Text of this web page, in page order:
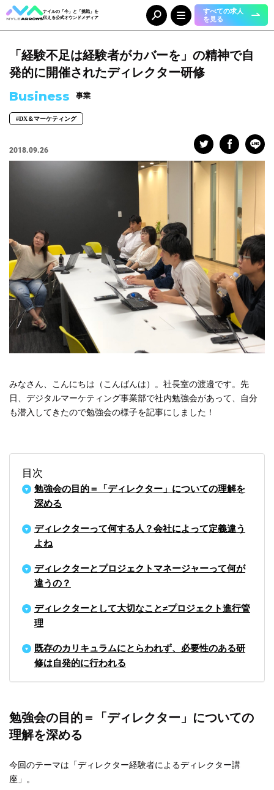
ナイルの「今」と「挑戦」を
伝える公式オウンドメディア
すべての求人
を見る
Category カテゴリ
職種
#エンジニア #カスタマーサクセス #コンサルタント #セールス
#デザイナー #バックオフィス #マーケター #事業開発 #人事
#広報 #新卒 #編集
テーマ別
#人事からのメッセージ #社内異動
注目の記事
面接で転職理由はどう話すべき？面接官が聞きた
「経験不足は経験者がカバーを」の精神で自
発的に開催されたディレクター研修
Business 事業
#DX＆マーケティング
2018.09.26
みなさん、こんにちは（こんばんは）。社長室の渡邉です。先
日、デジタルマーケティング事業部で社内勉強会があって、自分
も潜入してきたので勉強会の様子を記事にしました！
目次
勉強会の目的＝「ディレクター」についての理解を
深める
ディレクターって何する人？会社によって定義違う
よね
ディレクターとプロジェクトマネージャーって何が
違うの？
ディレクターとして大切なこと≠プロジェクト進行管
理
既存のカリキュラムにとらわれず、必要性のある研
修は自発的に行われる
勉強会の目的＝「ディレクター」についての
理解を深める
今回のテーマは「ディレクター経験者によるディレクター講
座」。